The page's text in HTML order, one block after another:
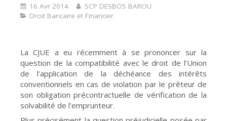
16 Avr 2014
SCP DESBOS BAROU
Droit Bancaire et Financier
La CJUE a eu récemment à se prononcer sur la
question de la compatibilité avec le droit de l’Union
de l’application de la déchéance des intérêts
conventionnels en cas de violation par le prêteur de
son obligation précontractuelle de vérification de la
solvabilité de l’emprunteur.